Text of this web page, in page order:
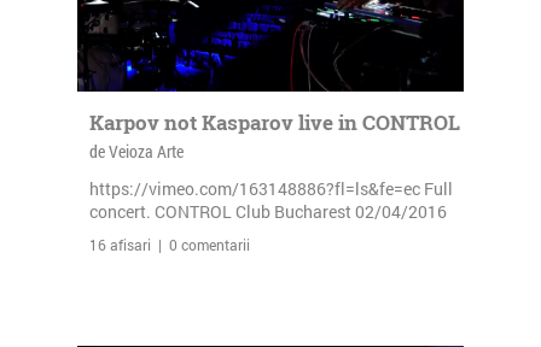
Karpov not Kasparov live in CONTROL
de Veioza Arte
https://vimeo.com/163148886?fl=ls&fe=ec Full
concert. CONTROL Club Bucharest 02/04/2016
16 afisari | 0 comentarii